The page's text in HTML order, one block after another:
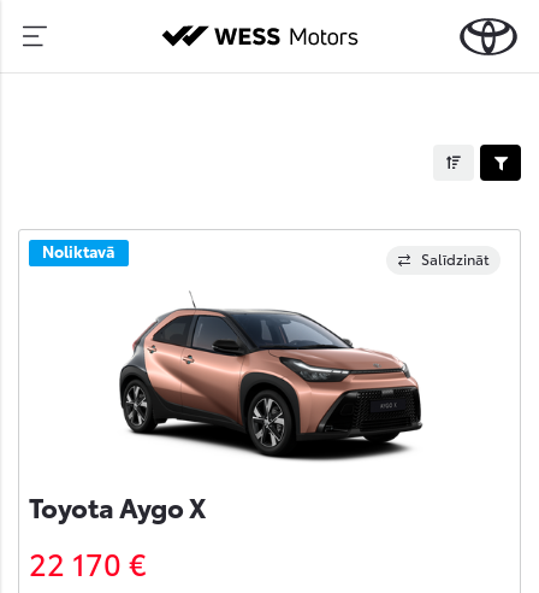
Salīdzināt
Noliktavā
Toyota Aygo X
22 170 €